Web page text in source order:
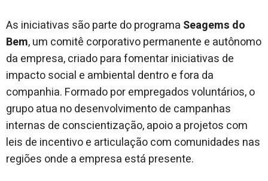
As iniciativas são parte do programa Seagems do
Bem, um comitê corporativo permanente e autônomo
da empresa, criado para fomentar iniciativas de
impacto social e ambiental dentro e fora da
companhia. Formado por empregados voluntários, o
grupo atua no desenvolvimento de campanhas
internas de conscientização, apoio a projetos com
leis de incentivo e articulação com comunidades nas
regiões onde a empresa está presente.